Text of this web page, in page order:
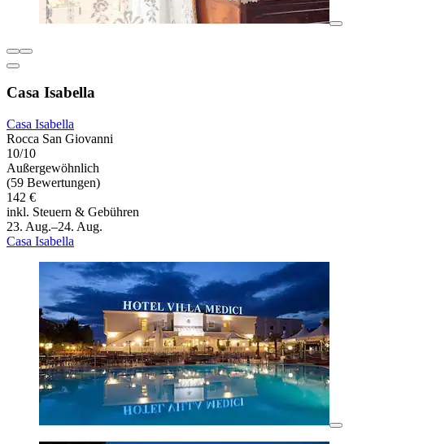
Casa Isabella
Casa Isabella
Rocca San Giovanni
10/10
Außergewöhnlich
(59 Bewertungen)
142 €
inkl. Steuern & Gebühren
23. Aug.–24. Aug.
Casa Isabella